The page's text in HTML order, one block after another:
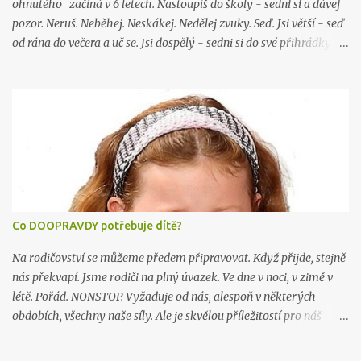
ohnutého začíná v 6 letech. Nastoupíš do školy - sedni si a dávej
pozor. Neruš. Neběhej. Neskákej. Nedělej zvuky. Seď. Jsi větší - seď
od rána do večera a uč se. Jsi dospělý - sedni si do své přihrádky v
hýbeme zatraceně málo. Jsme ohnutí a ochablí. Dítě se narodí a
spoutáme ho zavinovačkou. Uvazujeme ho do sedátek / lehátek -
je to přeci pro jeho bezpečí. Jenže nemůže kvůli našemu strachu
poznávat možnosti svého těla. Místo, aby šlo do školky pár set
metrů pěšky, dovezeme ho tam v autosedačce. Chce běhat, skákat
a lézt na stromy. Ježišmarjá vždyť se ušpiníš! Nikam nelez, ještě
spadneš! Tak neleze. A nešpiní se. Pochopilo, že my nejlíp víme, jak
má žít. Jenže nezná hranice svého těla - a pak nerozpozná, co pro
něj je a co není bezpečné. Je z něj hrom do poli...
Co DOOPRAVDY potřebuje dítě?
Na rodičovství se můžeme předem připravovat. Když přijde, stejně
nás překvapí. Jsme rodiči na plný úvazek. Ve dne v noci, v zimě v
létě. Pořád. NONSTOP. Vyžaduje od nás, alespoň v některých
obdobích, všechny naše síly. Ale je skvělou příležitostí pro náš